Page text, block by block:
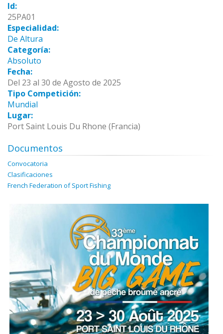
Id:
25PA01
Especialidad:
De Altura
Categoría:
Absoluto
Fecha:
Del 23 al 30 de Agosto de 2025
Tipo Competición:
Mundial
Lugar:
Port Saint Louis Du Rhone (Francia)
Documentos
Convocatoria
Clasificaciones
French Federation of Sport Fishing